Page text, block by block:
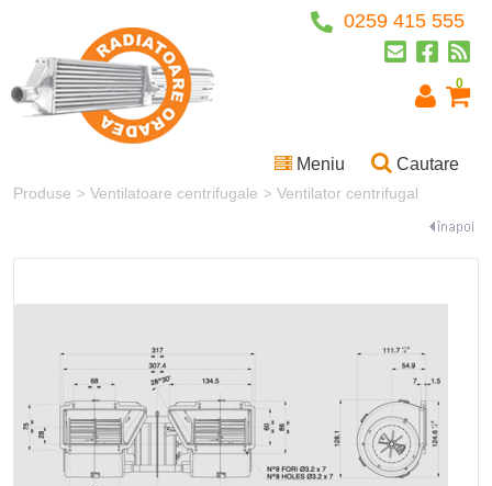
0
Meniu Cautare
Produse > Ventilatoare centrifugale > Ventilator centrifugal
0259 415 555